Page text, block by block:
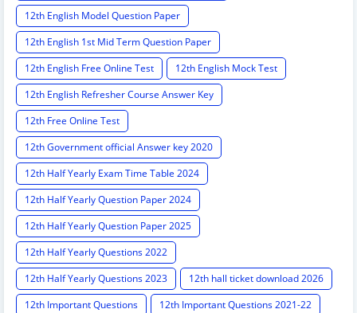
12th English Model Question Paper
12th English 1st Mid Term Question Paper
12th English Free Online Test
12th English Mock Test
12th English Refresher Course Answer Key
12th Free Online Test
12th Government official Answer key 2020
12th Half Yearly Exam Time Table 2024
12th Half Yearly Question Paper 2024
12th Half Yearly Question Paper 2025
12th Half Yearly Questions 2022
12th Half Yearly Questions 2023
12th hall ticket download 2026
12th Important Questions
12th Important Questions 2021-22